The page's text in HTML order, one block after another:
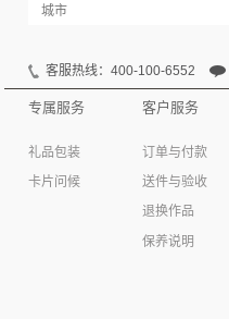
专属服务
礼品包装
卡片问候
客户服务
订单与付款
送件与验收
退换作品
保养说明
客服热线：400-100-6552